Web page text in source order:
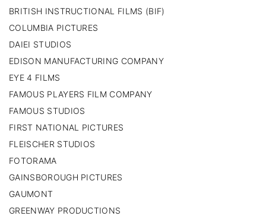
BRITISH INSTRUCTIONAL FILMS (BIF)
COLUMBIA PICTURES
DAIEI STUDIOS
EDISON MANUFACTURING COMPANY
EYE 4 FILMS
FAMOUS PLAYERS FILM COMPANY
FAMOUS STUDIOS
FIRST NATIONAL PICTURES
FLEISCHER STUDIOS
FOTORAMA
GAINSBOROUGH PICTURES
GAUMONT
GREENWAY PRODUCTIONS